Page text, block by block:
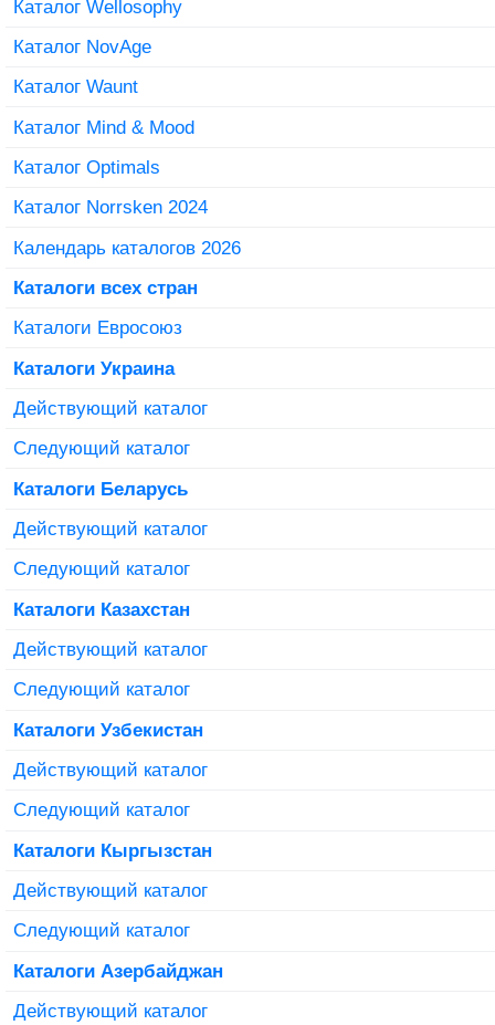
Каталог Wellosophy
Каталог NovAge
Каталог Waunt
Каталог Mind & Mood
Каталог Optimals
Каталог Norrsken 2024
Календарь каталогов 2026
Каталоги всех стран
Каталоги Евросоюз
Каталоги Украина
Действующий каталог
Следующий каталог
Каталоги Беларусь
Действующий каталог
Следующий каталог
Каталоги Казахстан
Действующий каталог
Следующий каталог
Каталоги Узбекистан
Действующий каталог
Следующий каталог
Каталоги Кыргызстан
Действующий каталог
Следующий каталог
Каталоги Азербайджан
Действующий каталог